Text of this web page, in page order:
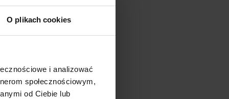
O plikach cookies
i analizować
społecznościowym,
od Ciebie lub